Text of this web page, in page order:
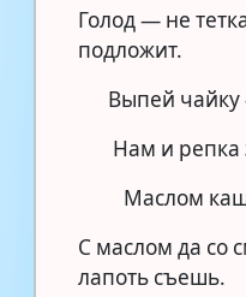
Голод — не
подложит.
Выпей чайку
Нам и репка
Маслом
С маслом да со
лапоть съешь.